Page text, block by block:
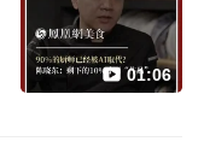
01:06